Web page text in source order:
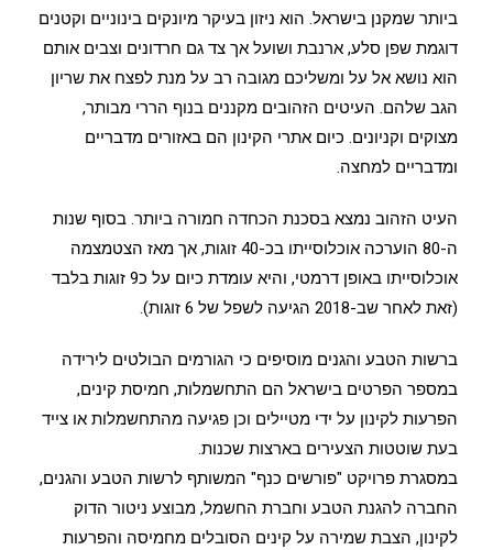
ביותר שמקנן בישראל. הוא ניזון בעיקר מיונקים בינוניים וקטנים
דוגמת שפן סלע, ארנבת ושועל אך צד גם חרדונים וצבים אותם
הוא נושא אל על ומשליכם מגובה רב על מנת לפצח את שריון
הגב שלהם. העיטים הזהובים מקננים בנוף הררי מבותר,
מצוקים וקניונים. כיום אתרי הקינון הם באזורים מדבריים
ומדבריים למחצה.
העיט הזהוב נמצא בסכנת הכחדה חמורה ביותר. בסוף שנות
ה-80 הוערכה אוכלוסייתו בכ-40 זוגות, אך מאז הצטמצמה
אוכלוסייתו באופן דרמטי, והיא עומדת כיום על כ9 זוגות בלבד
(זאת לאחר שב-2018 הגיעה לשפל של 6 זוגות).
ברשות הטבע והגנים מוסיפים כי הגורמים הבולטים לירידה
במספר הפרטים בישראל הם התחשמלות, חמיסת קינים,
הפרעות לקינון על ידי מטיילים וכן פגיעה מהתחשמלות או צייד
בעת שוטטות הצעירים בארצות שכנות.
במסגרת פרויקט "פורשים כנף" המשותף לרשות הטבע והגנים,
החברה להגנת הטבע וחברת החשמל, מבוצע ניטור הדוק
לקינון, הצבת שמירה על קינים הסובלים מחמיסה והפרעות